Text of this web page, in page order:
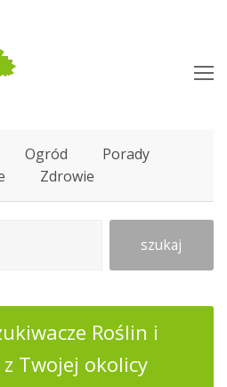
Ogród
Porady
Zdrowie
szukaj
Roślin i
Twojej okolicy